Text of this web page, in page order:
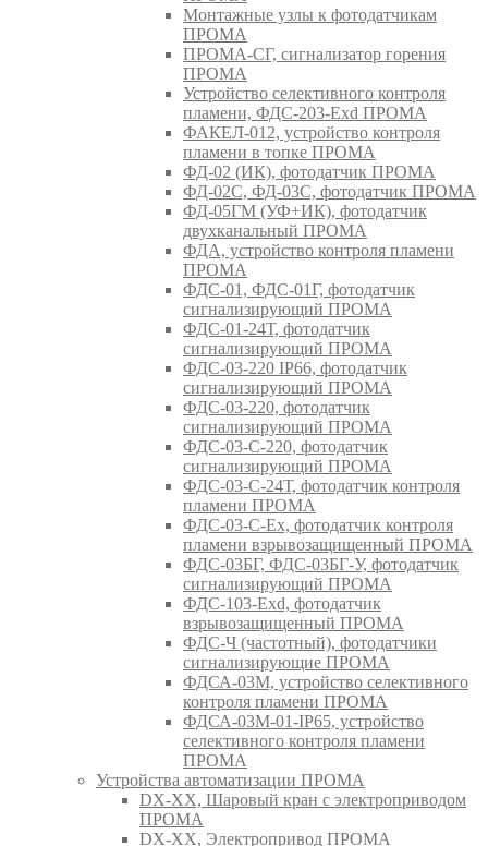
Монтажные узлы к фотодатчикам
ПРОМА
ПРОМА-СГ, сигнализатор горения
ПРОМА
Устройство селективного контроля
пламени, ФДС-203-Exd ПРОМА
ФАКЕЛ-012, устройство контроля
пламени в топке ПРОМА
ФД-02 (ИК), фотодатчик ПРОМА
ФД-02С, ФД-03С, фотодатчик ПРОМА
ФД-05ГМ (УФ+ИК), фотодатчик
двухканальный ПРОМА
ФДА, устройство контроля пламени
ПРОМА
ФДС-01, ФДС-01Г, фотодатчик
сигнализирующий ПРОМА
ФДС-01-24Т, фотодатчик
сигнализирующий ПРОМА
ФДС-03-220 IP66, фотодатчик
сигнализирующий ПРОМА
ФДС-03-220, фотодатчик
сигнализирующий ПРОМА
ФДС-03-С-220, фотодатчик
сигнализирующий ПРОМА
ФДС-03-С-24Т, фотодатчик контроля
пламени ПРОМА
ФДС-03-С-Ex, фотодатчик контроля
пламени взрывозащищенный ПРОМА
ФДС-03БГ, ФДС-03БГ-У, фотодатчик
сигнализирующий ПРОМА
ФДС-103-Ехd, фотодатчик
взрывозащищенный ПРОМА
ФДС-Ч (частотный), фотодатчики
сигнализирующие ПРОМА
ФДСА-03М, устройство селективного
контроля пламени ПРОМА
ФДСА-03М-01-IP65, устройство
селективного контроля пламени
ПРОМА
Устройства автоматизации ПРОМА
DX-XX, Шаровый кран c электроприводом
ПРОМА
DX-XX, Электропривод ПРОМА